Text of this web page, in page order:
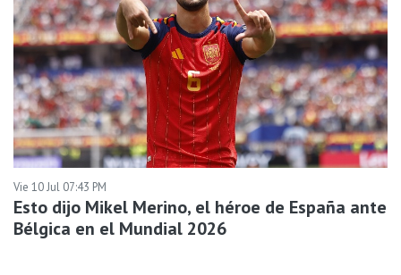
Vie 10 Jul 07:43 PM
Esto dijo Mikel Merino, el héroe de España ante
Bélgica en el Mundial 2026